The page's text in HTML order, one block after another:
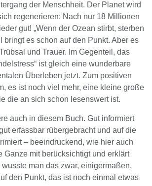
der Menschheit. Der Planet wird
regenerieren: Nach nur 18 Millionen
gut! „Wenn der Ozean stirbt, sterben
bringt es schon auf den Punkt. Aber es
und Trauer. Im Gegenteil, das
ist gleich eine wunderbare
Überleben jetzt. Zum positiven
es ist noch viel mehr, eine kleine große
die an sich schon lesenswert ist.
auch in diesem Buch. Gut informiert
erfassbar rübergebracht und auf die
– beeindruckend, wie hier auch
Ganze mit berücksichtigt und erklärt
man das zwar, einigermaßen,
den Punkt, das ist noch einmal etwas